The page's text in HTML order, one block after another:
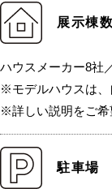
展示棟数
ハウスメーカー8社
※モデルハウスは、
※詳しい説明をご希
駐車場